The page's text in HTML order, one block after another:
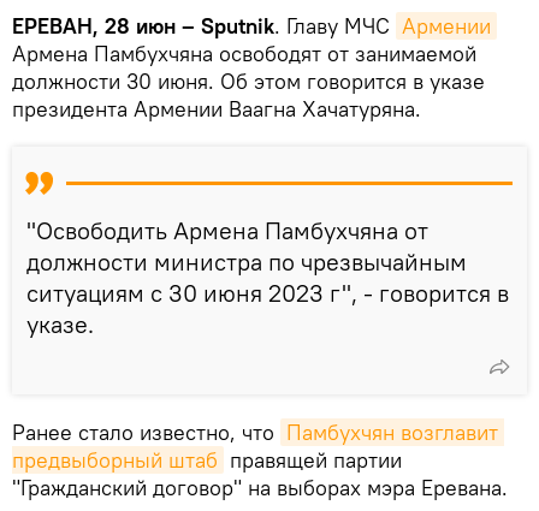
ЕРЕВАН, 28 июн – Sputnik. Главу МЧС Армении
Армена Памбухчяна освободят от занимаемой
должности 30 июня. Об этом говорится в указе
президента Армении Ваагна Хачатуряна.
"Освободить Армена Памбухчяна от
должности министра по чрезвычайным
ситуациям с 30 июня 2023 г", - говорится в
указе.
Ранее стало известно, что Памбухчян возглавит
предвыборный штаб правящей партии
"Гражданский договор" на выборах мэра Еревана.